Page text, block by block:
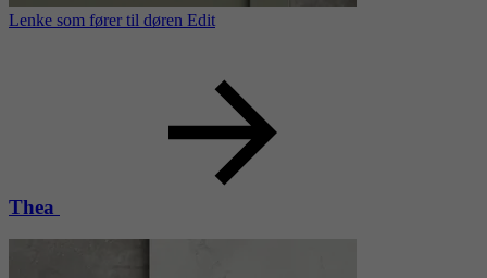
Lenke som fører til døren Edit
Thea